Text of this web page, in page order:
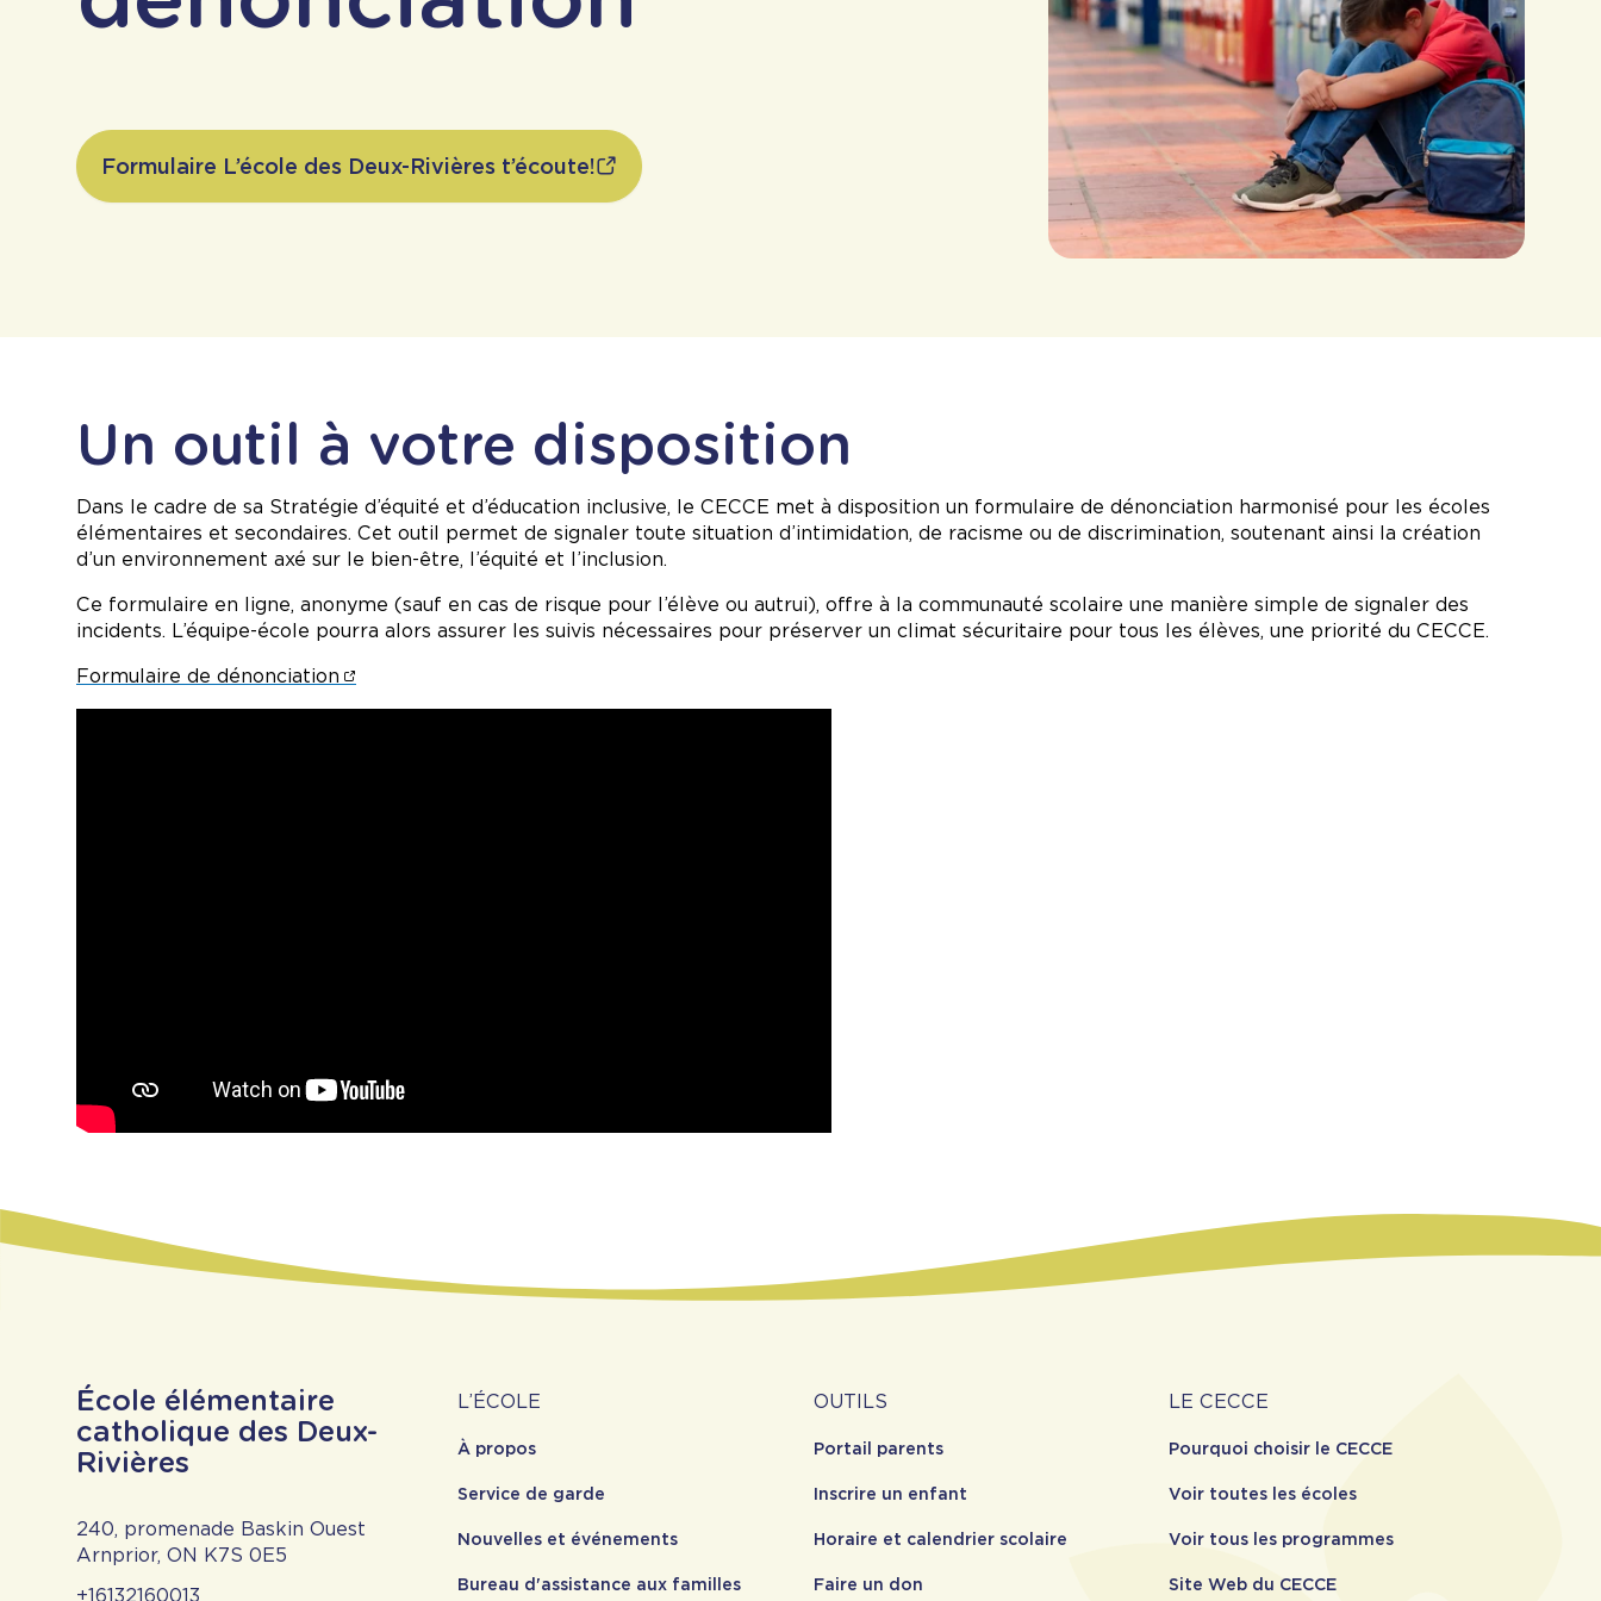
Formulaire L’école des Deux-Rivières t’écoute!
Un outil à votre disposition
Dans le cadre de sa Stratégie d’équité et d’éducation inclusive, le CECCE met à disposition un formulaire de dénonciation harmonisé pour les écoles
élémentaires et secondaires. Cet outil permet de signaler toute situation d’intimidation, de racisme ou de discrimination, soutenant ainsi la création
d’un environnement axé sur le bien-être, l’équité et l’inclusion.
Ce formulaire en ligne, anonyme (sauf en cas de risque pour l’élève ou autrui), offre à la communauté scolaire une manière simple de signaler des
incidents. L’équipe-école pourra alors assurer les suivis nécessaires pour préserver un climat sécuritaire pour tous les élèves, une priorité du CECCE.
Formulaire de dénonciation
École élémentaire
catholique des Deux-
Rivières
240, promenade Baskin Ouest
Arnprior, ON K7S 0E5
+16132160013
À
propos
L’ÉCOLE
À propos
Service de garde
Nouvelles et événements
Bureau d'assistance aux familles
Outils
OUTILS
Portail parents
Inscrire un enfant
Horaire et calendrier scolaire
Faire un don
Carrière
LE CECCE
Pourquoi choisir le CECCE
Voir toutes les écoles
Voir tous les programmes
Site Web du CECCE